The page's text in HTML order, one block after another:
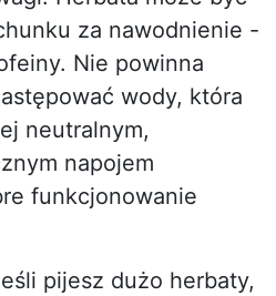
za nawodnienie -
Nie powinna
wody, która
neutralnym,
napojem
funkcjonowanie
pijesz dużo herbaty,